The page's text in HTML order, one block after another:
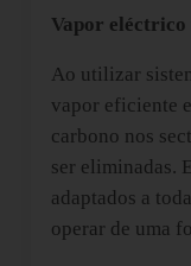
Vapor
Ao utilizar
vapor eficiente
carbono nos
ser eliminadas.
adaptados a
operar de uma